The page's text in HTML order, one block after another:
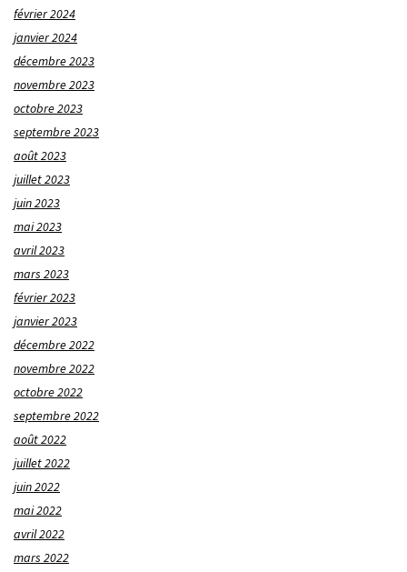
février 2024
janvier 2024
décembre 2023
novembre 2023
octobre 2023
septembre 2023
août 2023
juillet 2023
juin 2023
mai 2023
avril 2023
mars 2023
février 2023
janvier 2023
décembre 2022
novembre 2022
octobre 2022
septembre 2022
août 2022
juillet 2022
juin 2022
mai 2022
avril 2022
mars 2022